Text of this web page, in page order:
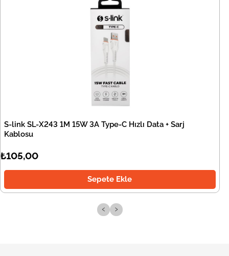
S-link SL-X243 1M 15W 3A Type-C Hızlı Data + Sarj
Kablosu
₺105,00
Sepete Ekle
‹ ›